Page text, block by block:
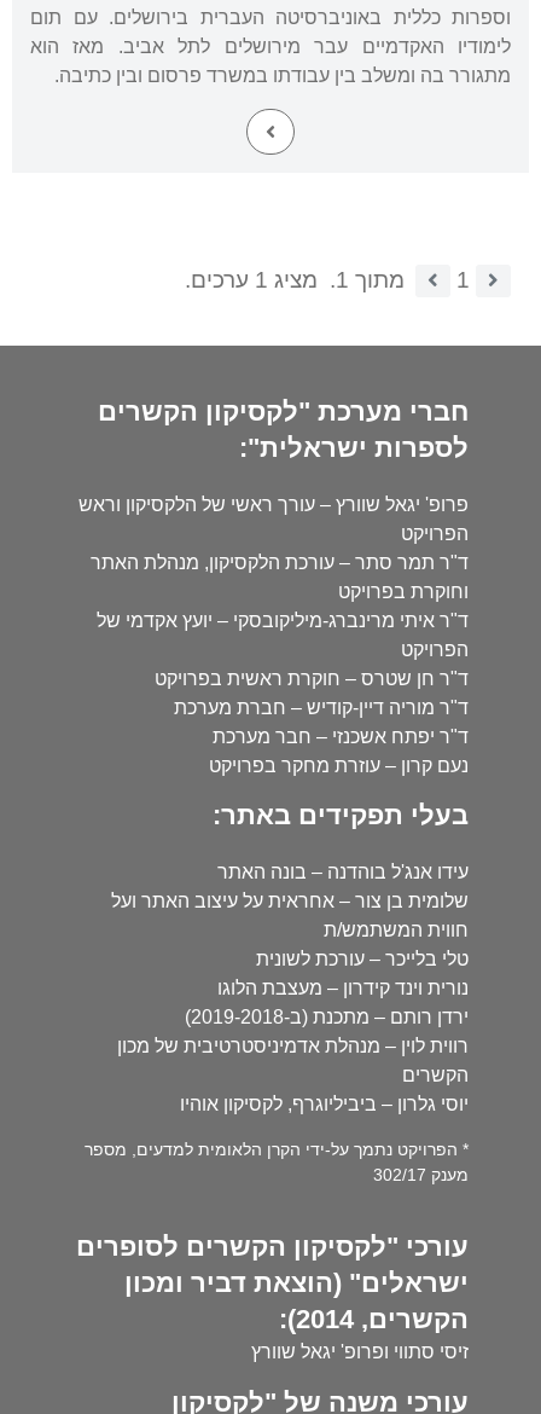
וספרות כללית באוניברסיטה העברית בירושלים. עם תום
לימודיו האקדמיים עבר מירושלים לתל אביב. מאז הוא
מתגורר בה ומשלב בין עבודתו במשרד פרסום ובין כתיבה.
1 מתוך 1. מציג 1 ערכים.
חברי מערכת "לקסיקון הקשרים
לספרות ישראלית":
פרופ' יגאל שוורץ – עורך ראשי של הלקסיקון וראש
הפרויקט
ד"ר תמר סתר – עורכת הלקסיקון, מנהלת האתר
וחוקרת בפרויקט
ד"ר איתי מרינברג-מיליקובסקי – יועץ אקדמי של
הפרויקט
ד"ר חן שטרס – חוקרת ראשית בפרויקט
ד"ר מוריה דיין-קודיש – חברת מערכת
ד"ר יפתח אשכנזי – חבר מערכת
נעם קרון – עוזרת מחקר בפרויקט
בעלי תפקידים באתר:
עידו אנג'ל בוהדנה – בונה האתר
שלומית בן צור – אחראית על עיצוב האתר ועל
חווית המשתמש/ת
טלי בלייכר – עורכת לשונית
נורית וינד קידרון – מעצבת הלוגו
ירדן רותם – מתכנת (ב-2019-2018)
רווית לוין – מנהלת אדמיניסטרטיבית של מכון
הקשרים
יוסי גלרון – ביביליוגרף, לקסיקון אוהיו
* הפרויקט נתמך על-ידי הקרן הלאומית למדעים, מספר
מענק 302/17
עורכי "לקסיקון הקשרים לסופרים
ישראלים" (הוצאת דביר ומכון
הקשרים, 2014):
זיסי סתווי ופרופ' יגאל שוורץ
עורכי משנה של "לקסיקון